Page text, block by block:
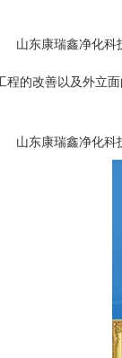
山东康瑞鑫净化
程的改善以及外立
山东康瑞鑫净化